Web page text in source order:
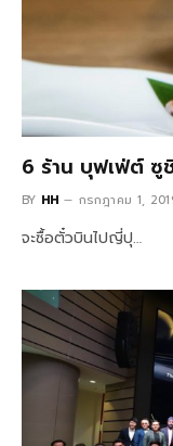
6 ร้าน บุฟเฟ่ต์ ซู
BY HH กรกฎาคม 1,
จะซื้อตั๋วบินไปญี่ปุ…